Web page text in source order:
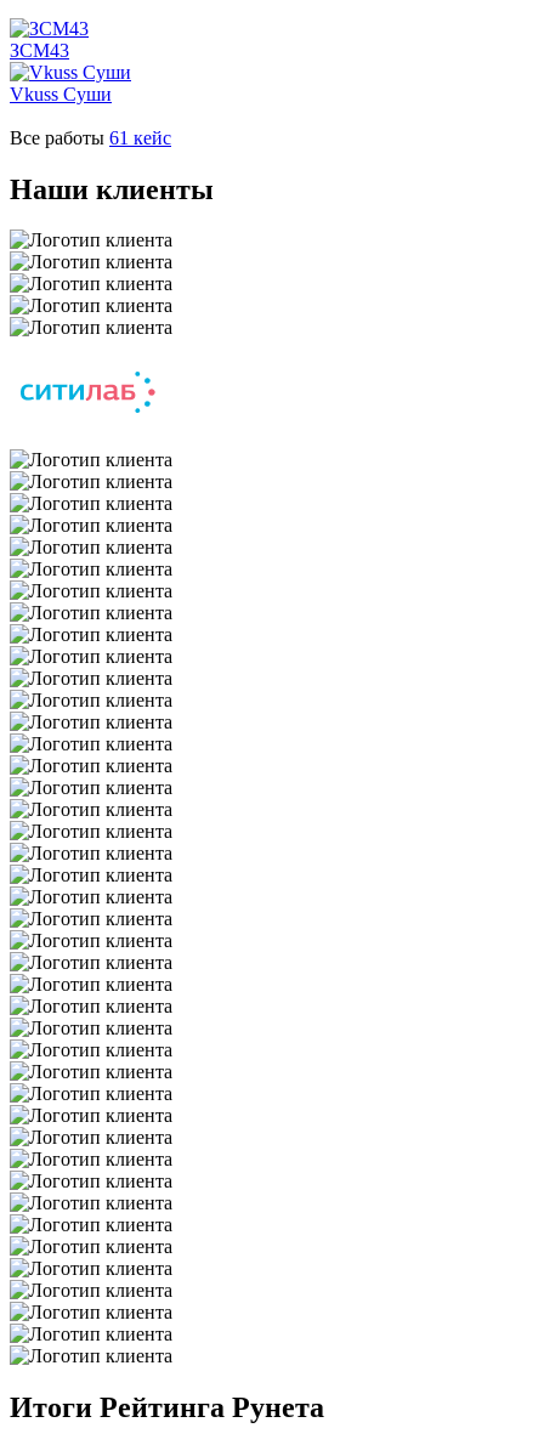
ЗСМ43
Vkuss Суши
Все работы 61 кейс
Наши клиенты
Итоги Рейтинга Рунета